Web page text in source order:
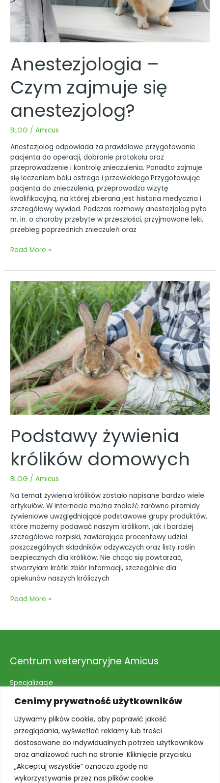
Cenimy prywatność użytkowników
Używamy plików cookie, aby poprawić jakość
przeglądania, wyświetlać reklamy lub treści
dostosowane do indywidualnych potrzeb użytkowników
oraz analizować ruch na stronie. Kliknięcie przycisku
„Akceptuj wszystkie” oznacza zgodę na
wykorzystywanie przez nas plików cookie.
Anestezjologia –
Czym zajmuje się
anestezjolog?
BLOG /Amicus
Anestezjolog odpowiada za prawidłowe przygotowanie
pacjenta do operacji, dobranie protokołu oraz
przeprowadzenie i kontrolę znieczulenia. Ponadto zajmuje
się leczeniem bólu ostrego i przewlekłego.Przygotowując
pacjenta do znieczulenia, przeprowadza wizytę
kwalifikacyjną, na której zbierana jest historia medyczna i
szczegółowy wywiad. Podczas rozmowy anestezjolog pyta
m. in. o choroby przebyte w przeszłości, przyjmowane leki,
przebieg poprzednich znieczuleń oraz
Read More »
Podstawy żywienia
królików domowych
BLOG /Amicus
Na temat żywienia królików zostało napisane bardzo wiele
artykułów. W internecie można znaleźć zarówno piramidy
żywieniowe uwzględniające podstawowe grupy produktów,
które możemy podawać naszym królikom, jak i bardziej
szczegółowe rozpiski, zawierające procentowy udział
poszczególnych składników odżywczych oraz listy roślin
bezpiecznych dla królików. Nie chcąc się powtarzać,
stworzyłam krótki zbiór informacji, szczególnie dla
opiekunów naszych króliczych
Podstawy
żywienia
królików
domowych
Read More »
Centrum weterynaryjne Amicus
Specjalizacje
Jak dojechać?
Blog
Regulamin konkursu – Otwarcie Amicusa na ulicy
Zakładowej
Ortopedia weterynaryjna